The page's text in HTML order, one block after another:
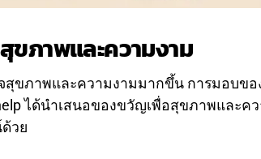
ภาพและความงาม
ขภาพและความงามมากขึ้น การมอบข
ได้นำเสนอของขวัญเพื่อสุขภาพและค
วย